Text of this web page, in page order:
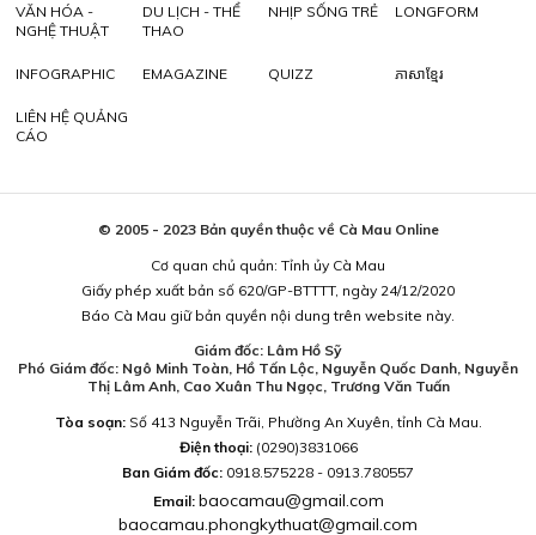
VĂN HÓA -
NGHỆ THUẬT
DU LỊCH - THỂ
THAO
NHỊP SỐNG TRẺ LONGFORM
INFOGRAPHIC EMAGAZINE QUIZZ ភាសាខ្មែរ
LIÊN HỆ QUẢNG
CÁO
© 2005 - 2023 Bản quyền thuộc về Cà Mau Online
Cơ quan chủ quản: Tỉnh ủy Cà Mau
Giấy phép xuất bản số 620/GP-BTTTT, ngày 24/12/2020
Báo Cà Mau giữ bản quyền nội dung trên website này.
Giám đốc: Lâm Hồ Sỹ
Phó Giám đốc: Ngô Minh Toàn, Hồ Tấn Lộc, Nguyễn Quốc Danh, Nguyễn
Thị Lâm Anh, Cao Xuân Thu Ngọc, Trương Văn Tuấn
Tòa soạn:Số 413 Nguyễn Trãi, Phường An Xuyên, tỉnh Cà Mau.
Điện thoại: (0290)3831066
Ban Giám đốc: 0918.575228 - 0913.780557
Email: baocamau@gmail.com
baocamau.phongkythuat@gmail.com